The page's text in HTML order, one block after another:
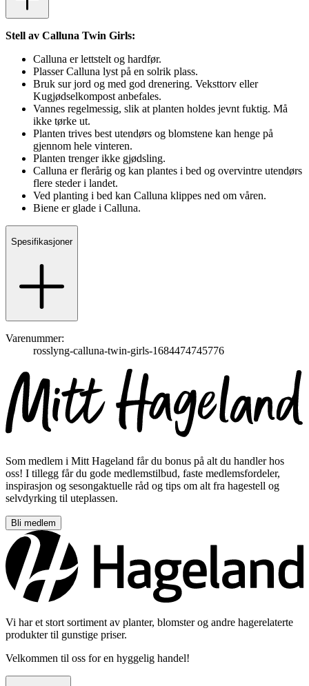
Stell av Calluna Twin Girls:
Calluna er lettstelt og hardfør.
Plasser Calluna lyst på en solrik plass.
Bruk sur jord og med god drenering. Veksttorv eller
Kugjødselkompost anbefales.
Vannes regelmessig, slik at planten holdes jevnt fuktig. Må
ikke tørke ut.
Planten trives best utendørs og blomstene kan henge på
gjennom hele vinteren.
Planten trenger ikke gjødsling.
Calluna er flerårig og kan plantes i bed og overvintre utendørs
flere steder i landet.
Ved planting i bed kan Calluna klippes ned om våren.
Biene er glade i Calluna.
Spesifikasjoner
Varenummer:
rosslyng-calluna-twin-girls-1684474745776
Som medlem i Mitt Hageland får du bonus på alt du handler hos
oss! I tillegg får du gode medlemstilbud, faste medlemsfordeler,
inspirasjon og sesongaktuelle råd og tips om alt fra hagestell og
selvdyrking til uteplassen.
Bli medlem
Vi har et stort sortiment av planter, blomster og andre hagerelaterte
produkter til gunstige priser.
Velkommen til oss for en hyggelig handel!